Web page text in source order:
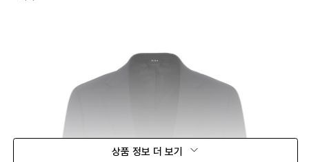
상품 정보 더 보기